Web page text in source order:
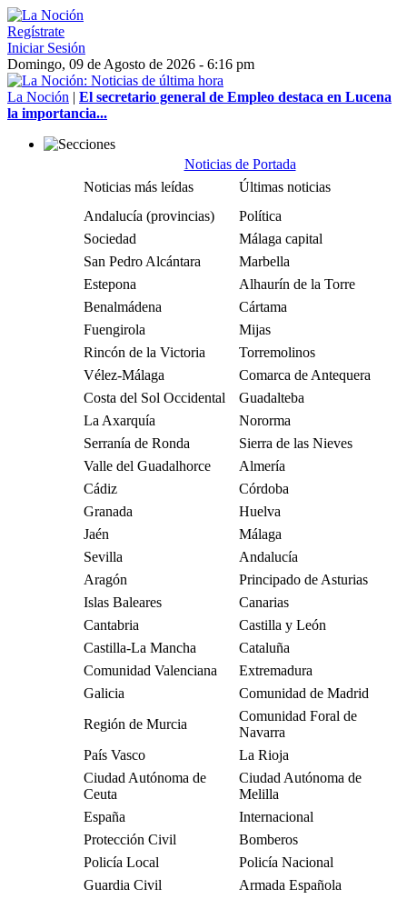
Regístrate
Iniciar Sesión
Domingo, 09 de Agosto de 2026 - 6:16 pm
La Noción | El secretario general de Empleo destaca en Lucena
la importancia...
Noticias de Portada
Noticias más leídas
Últimas noticias
Andalucía (provincias)
Política
Sociedad
Málaga capital
San Pedro Alcántara
Marbella
Estepona
Alhaurín de la Torre
Benalmádena
Cártama
Fuengirola
Mijas
Rincón de la Victoria
Torremolinos
Vélez-Málaga
Comarca de Antequera
Costa del Sol Occidental
Guadalteba
La Axarquía
Nororma
Serranía de Ronda
Sierra de las Nieves
Valle del Guadalhorce
Almería
Cádiz
Córdoba
Granada
Huelva
Jaén
Málaga
Sevilla
Andalucía
Aragón
Principado de Asturias
Islas Baleares
Canarias
Cantabria
Castilla y León
Castilla-La Mancha
Cataluña
Comunidad Valenciana
Extremadura
Galicia
Comunidad de Madrid
Región de Murcia
Comunidad Foral de
Navarra
País Vasco
La Rioja
Ciudad Autónoma de
Ceuta
Ciudad Autónoma de
Melilla
España
Internacional
Protección Civil
Bomberos
Policía Local
Policía Nacional
Guardia Civil
Armada Española